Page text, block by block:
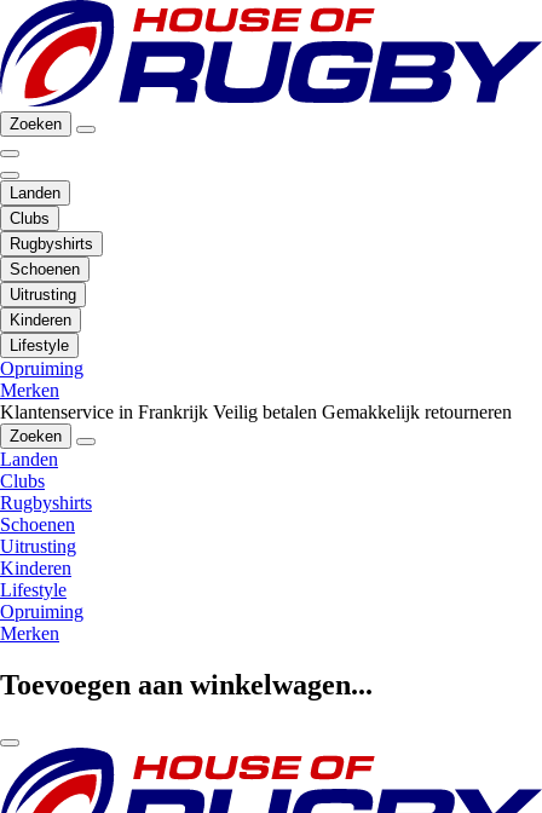
Zoeken
Landen
Clubs
Rugbyshirts
Schoenen
Uitrusting
Kinderen
Lifestyle
Opruiming
Merken
Klantenservice in Frankrijk Veilig betalen Gemakkelijk retourneren
Zoeken
Landen
Clubs
Rugbyshirts
Schoenen
Uitrusting
Kinderen
Lifestyle
Opruiming
Merken
Toevoegen aan winkelwagen...